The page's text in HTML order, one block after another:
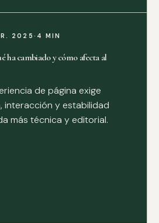
2025 · 4 MIN
ha cambiado y cómo afecta al
de página exige
interacción y estabilidad
más técnica y editorial.